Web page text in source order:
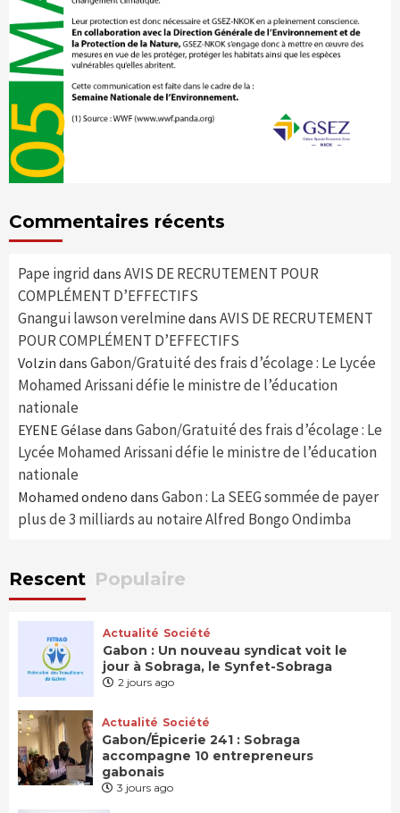
Commentaires récents
Pape ingrid dans AVIS DE RECRUTEMENT POUR
COMPLÉMENT D’EFFECTIFS
Gnangui lawson verelmine dans AVIS DE RECRUTEMENT
POUR COMPLÉMENT D’EFFECTIFS
Volzin dans Gabon/Gratuité des frais d’écolage : Le Lycée
Mohamed Arissani défie le ministre de l’éducation
nationale
EYENE Gélase dans Gabon/Gratuité des frais d’écolage : Le
Lycée Mohamed Arissani défie le ministre de l’éducation
nationale
Mohamed ondeno dans Gabon : La SEEG sommée de payer
plus de 3 milliards au notaire Alfred Bongo Ondimba
Rescent Populaire
Actualité Société
Gabon : Un nouveau syndicat voit le
jour à Sobraga, le Synfet-Sobraga
2 jours ago
Actualité Société
Gabon/Épicerie 241 : Sobraga
accompagne 10 entrepreneurs
gabonais
3 jours ago